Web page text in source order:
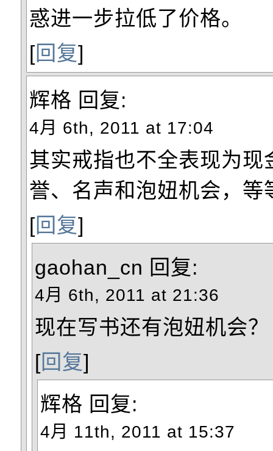
惑进一步拉低了价格。
[回复]
辉格 回复:
4月 6th, 2011 at 17:04
其实戒指也不全表现为现
誉、名声和泡妞机会，等
[回复]
gaohan_cn 回复:
4月 6th, 2011 at 21:36
现在写书还有泡妞机会？
[回复]
辉格 回复:
4月 11th, 2011 at 15:37